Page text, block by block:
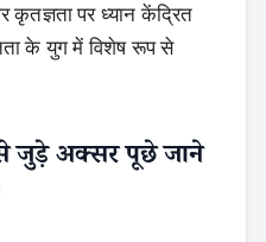
कृतज्ञता पर ध्यान केंद्रित
के युग में विशेष रूप से
जुड़े अक्सर पूछे जाने